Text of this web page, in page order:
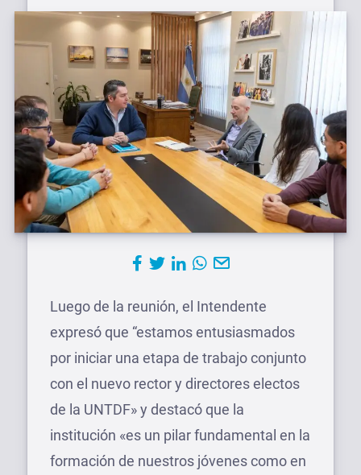
Luego de la reunión, el Intendente
expresó que “estamos entusiasmados
por iniciar una etapa de trabajo conjunto
con el nuevo rector y directores electos
de la UNTDF» y destacó que la
institución «es un pilar fundamental en la
formación de nuestros jóvenes como en